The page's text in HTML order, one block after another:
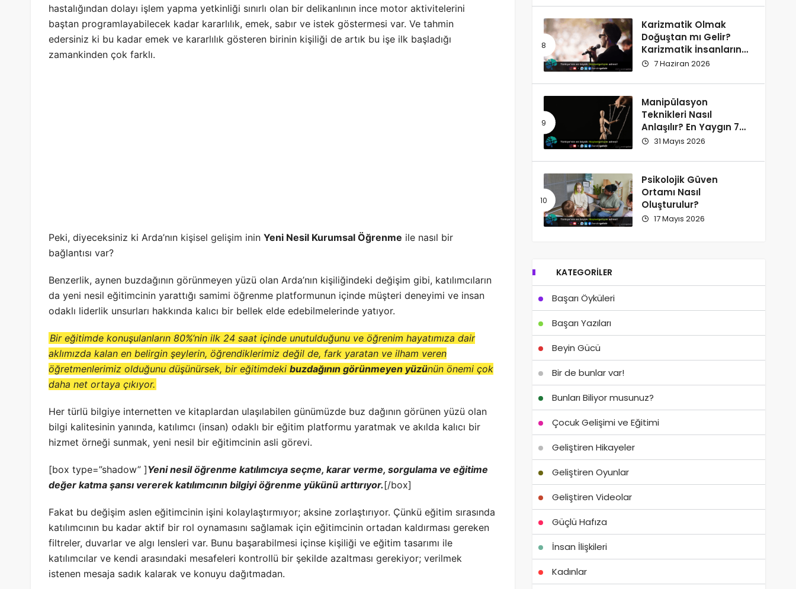
hastalığından dolayı işlem yapma yetkinliği sınırlı olan bir delikanlının ince motor aktivitelerini
baştan programlayabilecek kadar kararlılık, emek, sabır ve istek göstermesi var. Ve tahmin
edersiniz ki bu kadar emek ve kararlılık gösteren birinin kişiliği de artık bu işe ilk başladığı
zamankinden çok farklı.
Peki, diyeceksiniz ki Arda’nın kişisel gelişim inin Yeni Nesil Kurumsal Öğrenme ile nasıl bir
bağlantısı var?
Benzerlik, aynen buzdağının görünmeyen yüzü olan Arda’nın kişiliğindeki değişim gibi, katılımcıların
da yeni nesil eğitimcinin yarattığı samimi öğrenme platformunun içinde müşteri deneyimi ve insan
odaklı liderlik unsurları hakkında kalıcı bir bellek elde edebilmelerinde yatıyor.
Bir eğitimde konuşulanların 80%‘nin ilk 24 saat içinde unutulduğunu ve öğrenim hayatımıza dair
aklımızda kalan en belirgin şeylerin, öğrendiklerimiz değil de, fark yaratan ve ilham veren
öğretmenlerimiz olduğunu düşünürsek, bir eğitimdeki buzdağının görünmeyen yüzünün önemi çok
daha net ortaya çıkıyor.
Her türlü bilgiye internetten ve kitaplardan ulaşılabilen günümüzde buz dağının görünen yüzü olan
bilgi kalitesinin yanında, katılımcı (insan) odaklı bir eğitim platformu yaratmak ve akılda kalıcı bir
hizmet örneği sunmak, yeni nesil bir eğitimcinin asli görevi.
[box type=”shadow” ]Yeni nesil öğrenme katılımcıya seçme, karar verme, sorgulama ve eğitime
değer katma şansı vererek katılımcının bilgiyi öğrenme yükünü arttırıyor. [/box]
Fakat bu değişim aslen eğitimcinin işini kolaylaştırmıyor; aksine zorlaştırıyor. Çünkü eğitim sırasında
katılımcının bu kadar aktif bir rol oynamasını sağlamak için eğitimcinin ortadan kaldırması gereken
filtreler, duvarlar ve algı lensleri var. Bunu başarabilmesi içinse kişiliği ve eğitim tasarımı ile
katılımcılar ve kendi arasındaki mesafeleri kontrollü bir şekilde azaltması gerekiyor; verilmek
istenen mesaja sadık kalarak ve konuyu dağıtmadan.
Karizmatik Olmak
Doğuştan mı Gelir?
Karizmatik İnsanların
Ortak Özellikleri
7 Haziran 2026
Manipülasyon
Teknikleri Nasıl
Anlaşılır? En Yaygın 7
İşaret
31 Mayıs 2026
Psikolojik Güven
Ortamı Nasıl
Oluşturulur?
17 Mayıs 2026
KATEGORILER
Başarı Öyküleri
Başarı Yazıları
Beyin Gücü
Bir de bunlar var!
Bunları Biliyor musunuz?
Çocuk Gelişimi ve Eğitimi
Geliştiren Hikayeler
Geliştiren Oyunlar
Geliştiren Videolar
Güçlü Hafıza
İnsan İlişkileri
Kadınlar